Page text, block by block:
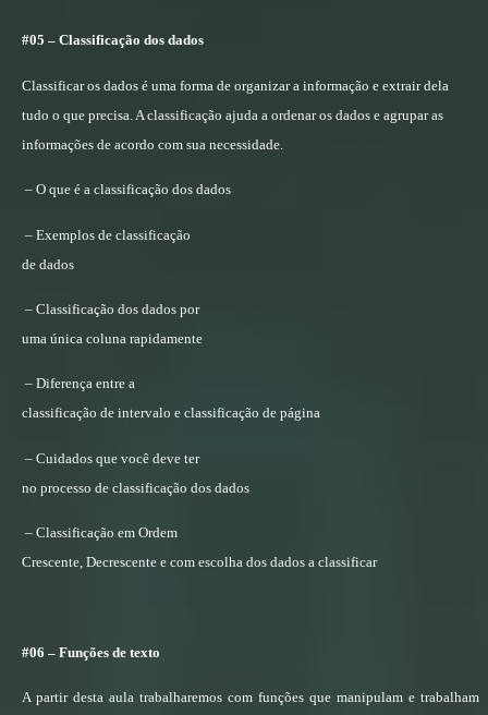
#05 – Classificação dos dados
Classificar os dados é uma forma de organizar a informação e extrair dela
tudo o que precisa. A classificação ajuda a ordenar os dados e agrupar as
informações de acordo com sua necessidade.
– O que é a classificação dos dados
– Exemplos de classificação
de dados
– Classificação dos dados por
uma única coluna rapidamente
– Diferença entre a
classificação de intervalo e classificação de página
– Cuidados que você deve ter
no processo de classificação dos dados
– Classificação em Ordem
Crescente, Decrescente e com escolha dos dados a classificar
#06 – Funções de texto
A partir desta aula trabalharemos com funções que manipulam e trabalham